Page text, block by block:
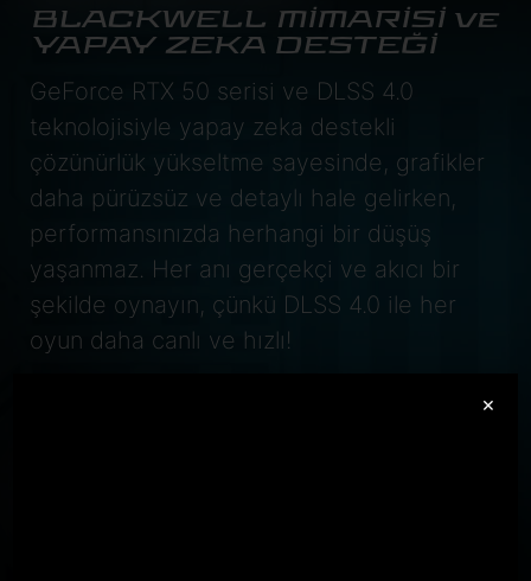
BLACKWELL MİMARİSİ ve
YAPAY ZEKA DESTEĞİ
GeForce RTX 50 serisi ve DLSS 4.0
teknolojisiyle yapay zeka destekli
çözünürlük yükseltme sayesinde, grafikler
daha pürüzsüz ve detaylı hale gelirken,
performansınızda herhangi bir düşüş
yaşanmaz. Her anı gerçekçi ve akıcı bir
şekilde oynayın, çünkü DLSS 4.0 ile her
oyun daha canlı ve hızlı!
×